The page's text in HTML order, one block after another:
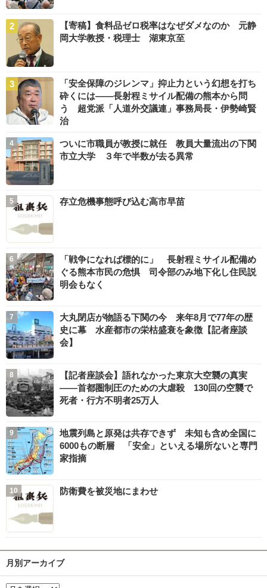
【寄稿】食料品ゼロ税率はなぜダメなのか 元静
岡大学教授・税理士 湖東京至
「安全保障のジレンマ」抑止力という幻想を打ち
砕くには――長射程ミサイル配備の熊本から問
う 超党派「人道外交議連」事務局長・伊勢崎賢
治
ついに市職員が教授に就任 教員大量流出の下関
市立大学 ３年で半数が去る異常
存立危機事態呼び込む高市早苗
「戦争になれば標的に」 長射程ミサイル配備め
ぐる熊本市民の危惧 司令部のみ地下化し住民説
明会もなく
大丸閉店が物語る下関の今 来年8月で77年の歴
史に幕 水産都市の栄枯盛衰を象徴【記者座談
会】
【記者座談会】語れなかった東京大空襲の真実
――首都圏制圧のための大虐殺 130回の空襲で
死者・行方不明者25万人
地震列島と原発は共存できず 未知も含め全国に
6000もの断層 「安全」といえる場所ないと専門
家指摘
防衛費を被災地にまわせ
月別アーカイブ